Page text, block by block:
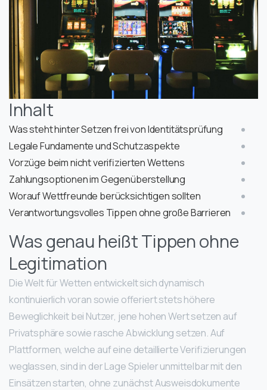
Inhalt
Was steht hinter Setzen frei von Identitätsprüfung
Legale Fundamente und Schutzaspekte
Vorzüge beim nicht verifizierten Wettens
Zahlungsoptionen im Gegenüberstellung
Worauf Wettfreunde berücksichtigen sollten
Verantwortungsvolles Tippen ohne große Barrieren
Was genau heißt Tippen ohne
Legitimation
Die Welt für Wetten entwickelt sich dynamisch
kontinuierlich voran sowie offeriert stets höhere
Beweglichkeit bei Nutzer, jene hohen Wert setzen auf
Privatsphäre sowie rasche Abwicklung setzen. Auf
Plattformen, welche auf eine detaillierte Verifizierungen
weglassen, sind in der Lage Spieler unmittelbar mit den
Einsätzen starten, ohne zunächst Ausweisdokumente